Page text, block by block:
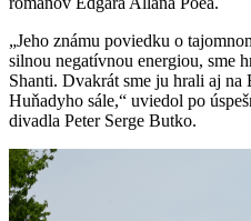
„Jeho známu poviedku o
silnou negatívnou energiou, sme
Shanti. Dvakrát sme ju hrali aj
Huňadyho sále,“ uviedol po
divadla Peter Serge Butko.